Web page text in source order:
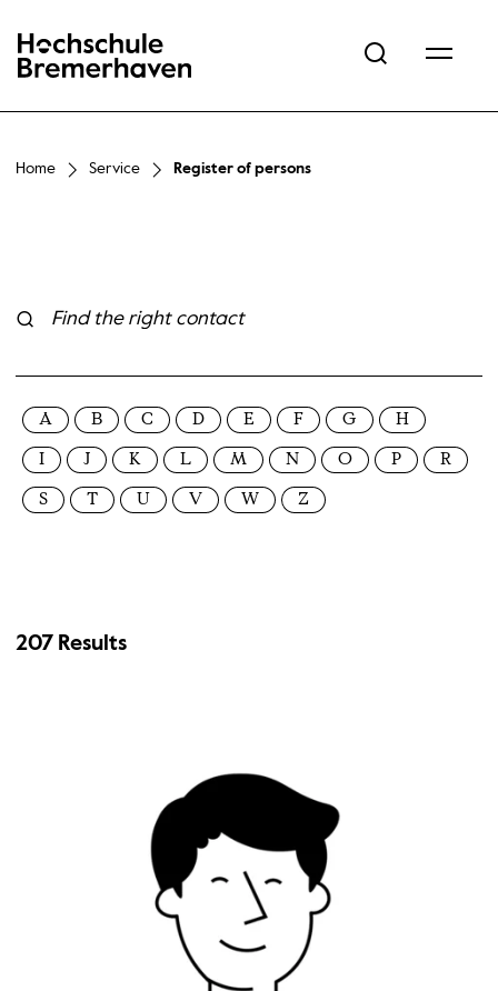
Hochschule Bremerhaven
Home Service Register of persons
A B C D E F G
H
I
J K L M N O P
R
S
T U V W Z
207 Results